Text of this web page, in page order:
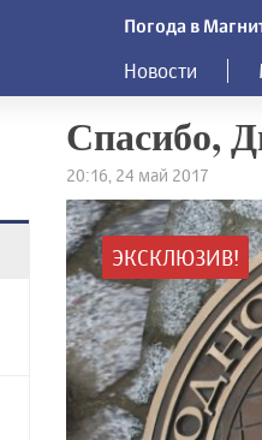
Погода в
Новости
Спасибо,
20:16, 24 май 2017
ЭКСКЛЮЗИВ!